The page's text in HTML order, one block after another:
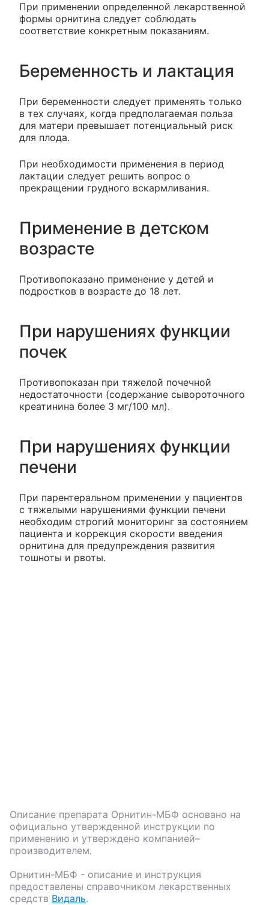
При применении определенной лекарственной
формы орнитина следует соблюдать
соответствие конкретным показаниям.
Беременность и лактация
При беременности следует применять только
в тех случаях, когда предполагаемая польза
для матери превышает потенциальный риск
для плода.
При необходимости применения в период
лактации следует решить вопрос о
прекращении грудного вскармливания.
Применение в детском
возрасте
Противопоказано применение у детей и
подростков в возрасте до 18 лет.
При нарушениях функции
почек
Противопоказан при тяжелой почечной
недостаточности (содержание сывороточного
креатинина более 3 мг/100 мл).
При нарушениях функции
печени
При парентеральном применении у пациентов
с тяжелыми нарушениями функции печени
необходим строгий мониторинг за состоянием
пациента и коррекция скорости введения
орнитина для предупреждения развития
тошноты и рвоты.
Описание препарата Орнитин-МБФ основано на
официально утвержденной инструкции по
применению и утверждено компанией–
производителем.
Орнитин-МБФ - описание и инструкция
предоставлены справочником лекарственных
средств Видаль.